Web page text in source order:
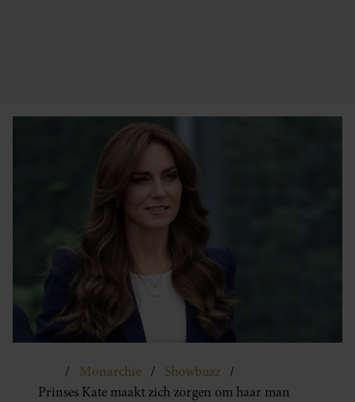
Monarchie
Showbuzz
Prinses Kate maakt zich zorgen om haar man